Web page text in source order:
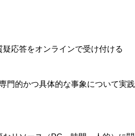
応答をオンラインで受け付ける
門的かつ具体的な事象について実践